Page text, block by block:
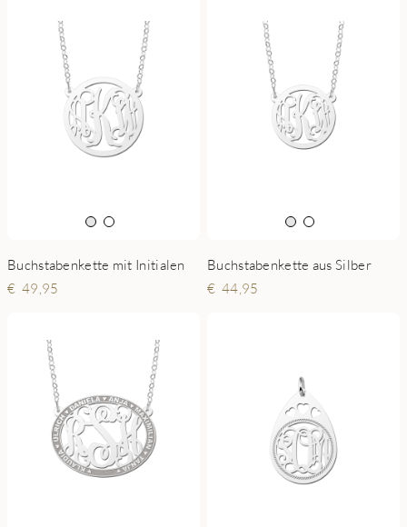
Buchstabenkette mit Initialen
49,95
Buchstabenkette aus Silber
44,95